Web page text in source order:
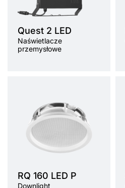
Quest 2 LED
Naświetlacze
przemysłowe
RQ 160 LED P
Downlight